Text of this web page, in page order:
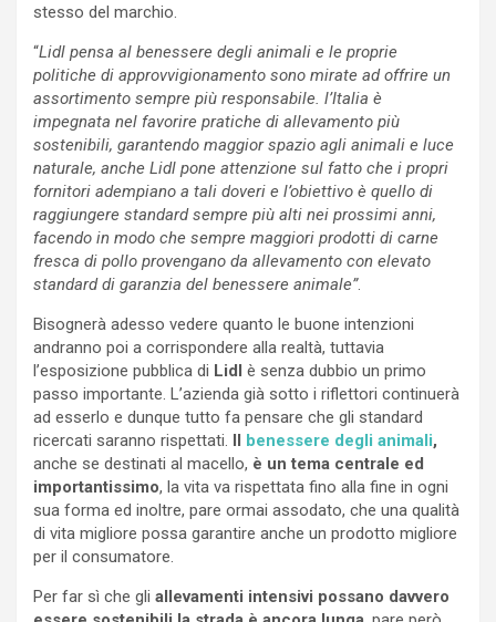
stesso del marchio.
“Lidl pensa al benessere degli animali e le proprie
politiche di approvvigionamento sono mirate ad offrire un
assortimento sempre più responsabile. l’Italia è
impegnata nel favorire pratiche di allevamento più
sostenibili, garantendo maggior spazio agli animali e luce
naturale, anche Lidl pone attenzione sul fatto che i propri
fornitori adempiano a tali doveri e l’obiettivo è quello di
raggiungere standard sempre più alti nei prossimi anni,
facendo in modo che sempre maggiori prodotti di carne
fresca di pollo provengano da allevamento con elevato
standard di garanzia del benessere animale”.
Bisognerà adesso vedere quanto le buone intenzioni
andranno poi a corrispondere alla realtà, tuttavia
l’esposizione pubblica di Lidl è senza dubbio un primo
passo importante. L’azienda già sotto i riflettori continuerà
ad esserlo e dunque tutto fa pensare che gli standard
ricercati saranno rispettati. Il benessere degli animali,
anche se destinati al macello, è un tema centrale ed
importantissimo, la vita va rispettata fino alla fine in ogni
sua forma ed inoltre, pare ormai assodato, che una qualità
di vita migliore possa garantire anche un prodotto migliore
per il consumatore.
Per far sì che gli allevamenti intensivi possano davvero